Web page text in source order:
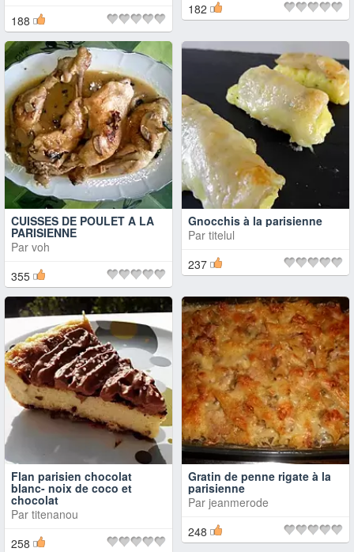
188
182
CUISSES DE POULET A LA
PARISIENNE
Par voh
355
Gnocchis à la parisienne
Par titelul
237
Flan parisien chocolat
blanc- noix de coco et
chocolat
Par titenanou
258
Gratin de penne rigate à la
parisienne
Par jeanmerode
248